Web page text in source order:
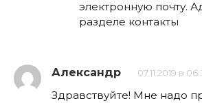
электронную почту.
разделе контакты
Александр 07.11.2019 в
Здравствуйте! Мне надо